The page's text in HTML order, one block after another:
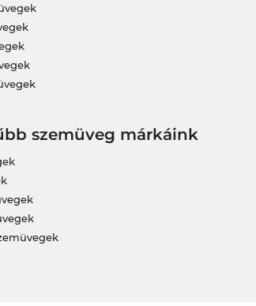
szemüveg márkáink